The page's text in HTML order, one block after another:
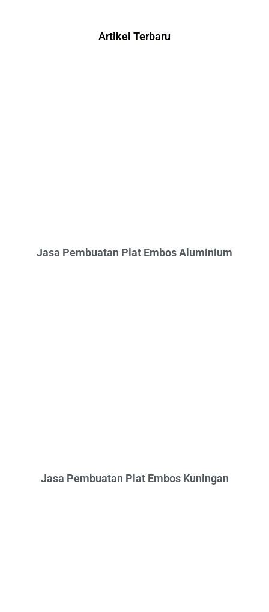
Artikel Terbaru
Jasa Pembuatan Plat Embos Aluminium
Jasa Pembuatan Plat Embos Kuningan